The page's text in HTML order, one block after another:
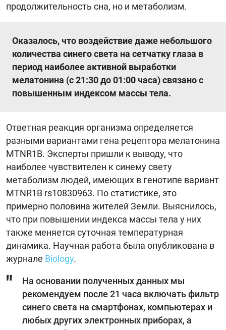
продолжительность сна, но и метаболизм.
Оказалось, что воздействие даже небольшого
количества синего света на сетчатку глаза в
период наиболее активной выработки
мелатонина (с 21:30 до 01:00 часа) связано с
повышенным индексом массы тела.
Ответная реакция организма определяется
разными вариантами гена рецептора мелатонина
MTNR1B. Эксперты пришли к выводу, что
наиболее чувствителен к синему свету
метаболизм людей, имеющих в генотипе вариант
MTNR1B rs10830963. По статистике, это
примерно половина жителей Земли. Выяснилось,
что при повышении индекса массы тела у них
также меняется суточная температурная
динамика. Научная работа была опубликована в
журнале Biology.
На основании полученных данных мы
рекомендуем после 21 часа включать фильтр
синего света на смартфонах, компьютерах и
любых других электронных приборах, а